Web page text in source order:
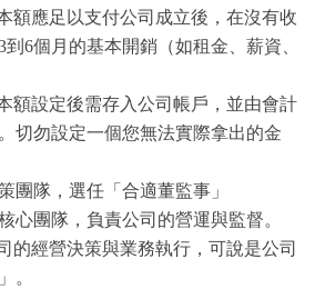
額應足以支付公司成立後，在沒有收
6個月的基本開銷（如租金、薪資、
額設定後需存入公司帳戶，並由會計
切勿設定一個您無法實際拿出的金
團隊，選任「合適董監事」
心團隊，負責公司的營運與監督。
的經營決策與業務執行，可說是公司
。